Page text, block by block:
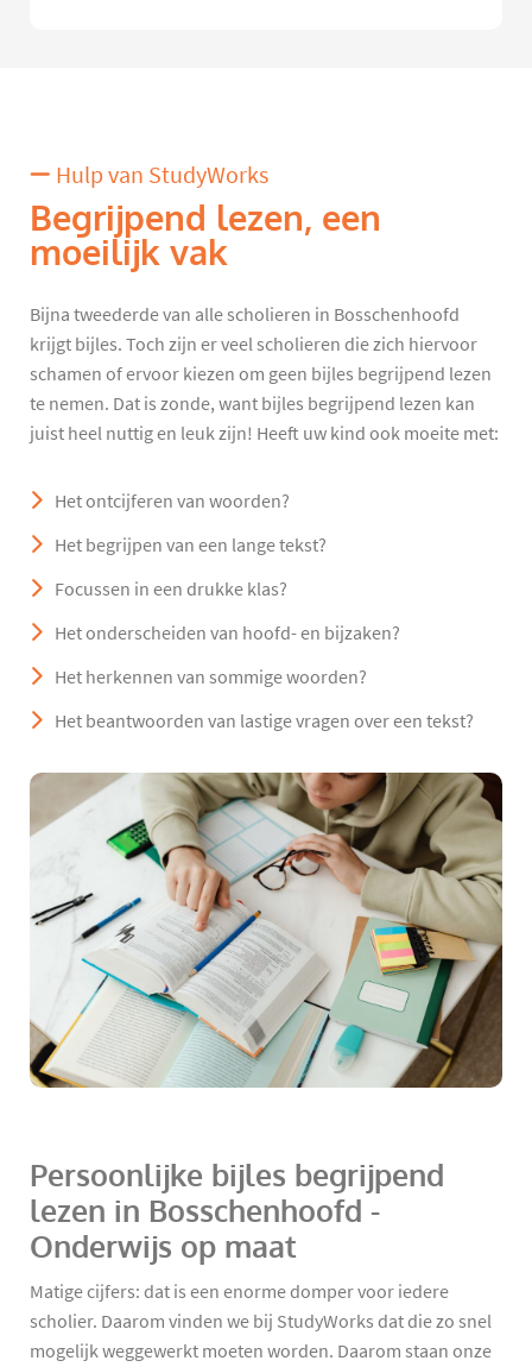
Hulp van StudyWorks
Begrijpend lezen, een
moeilijk vak
Bijna tweederde van alle scholieren in Bosschenhoofd
krijgt bijles. Toch zijn er veel scholieren die zich hiervoor
schamen of ervoor kiezen om geen bijles begrijpend lezen
te nemen. Dat is zonde, want bijles begrijpend lezen kan
juist heel nuttig en leuk zijn! Heeft uw kind ook moeite met:
Het ontcijferen van woorden?
Het begrijpen van een lange tekst?
Focussen in een drukke klas?
Het onderscheiden van hoofd- en bijzaken?
Het herkennen van sommige woorden?
Het beantwoorden van lastige vragen over een tekst?
Persoonlijke bijles begrijpend
lezen in Bosschenhoofd -
Onderwijs op maat
Matige cijfers: dat is een enorme domper voor iedere
scholier. Daarom vinden we bij StudyWorks dat die zo snel
mogelijk weggewerkt moeten worden. Daarom staan onze